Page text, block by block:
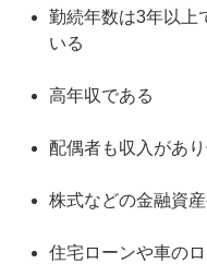
勤続年数は3年以上
いる
高年収である
配偶者も収入があ
株式などの金融資
住宅ローンや車の